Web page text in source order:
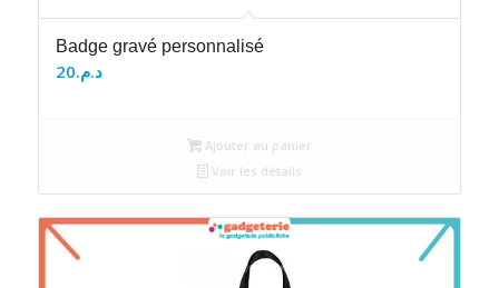
Badge gravé personnalisé
د.م.20
Ajouter au panier
Voir les détails